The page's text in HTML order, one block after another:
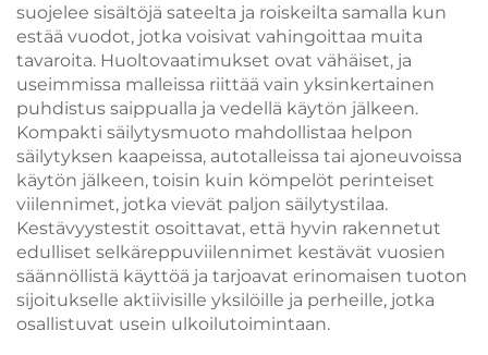
suojelee sisältöjä sateelta ja roiskeilta samalla kun
estää vuodot, jotka voisivat vahingoittaa muita
tavaroita. Huoltovaatimukset ovat vähäiset, ja
useimmissa malleissa riittää vain yksinkertainen
puhdistus saippualla ja vedellä käytön jälkeen.
Kompakti säilytysmuoto mahdollistaa helpon
säilytyksen kaapeissa, autotalleissa tai ajoneuvoissa
käytön jälkeen, toisin kuin kömpelöt perinteiset
viilennimet, jotka vievät paljon säilytystilaa.
Kestävyystestit osoittavat, että hyvin rakennetut
edulliset selkäreppuviilennimet kestävät vuosien
säännöllistä käyttöä ja tarjoavat erinomaisen tuoton
sijoitukselle aktiivisille yksilöille ja perheille, jotka
osallistuvat usein ulkoilutoimintaan.